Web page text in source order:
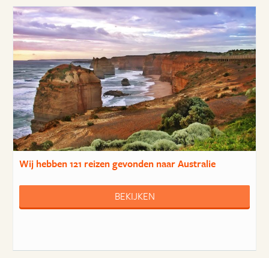
Wij hebben121 reizengevonden naar Australie
BEKIJKEN